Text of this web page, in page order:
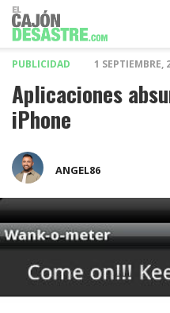
PUBLICIDAD 1 SEPTIEMBRE,
Aplicaciones
iPhone
ANGEL86